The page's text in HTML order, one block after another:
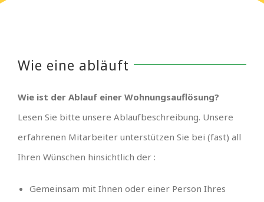
Wie eine abläuft
Wie ist der Ablauf einer Wohnungsauflösung?
Lesen Sie bitte unsere Ablaufbeschreibung. Unsere
erfahrenen Mitarbeiter unterstützen Sie bei (fast) all
Ihren Wünschen hinsichtlich der :
Gemeinsam mit Ihnen oder einer Person Ihres